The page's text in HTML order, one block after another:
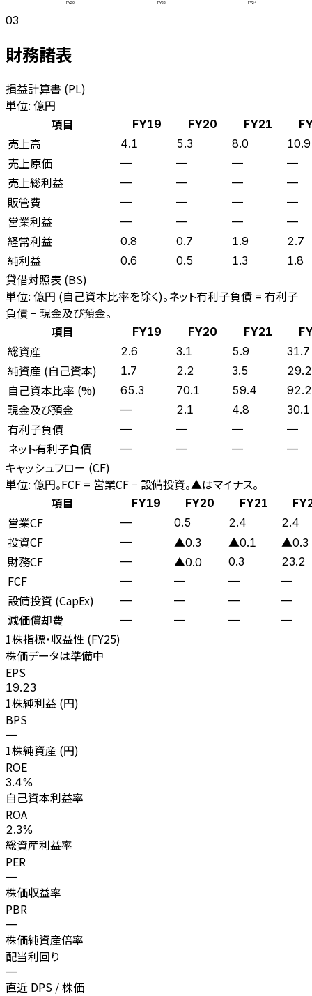
FY20 FY22 FY24
03
財務諸表
損益計算書 (PL)
単位: 億円
項目
FY19 FY20 FY21
売上高 4.1 5.3 8.0 10.9
売上原価 — — — —
売上総利益 — — — —
販管費 — — — —
営業利益 — — — —
経常利益 0.8 0.7 1.9 2.7
純利益 0.6 0.5 1.3 1.8
貸借対照表 (BS)
単位: 億円 (自己資本比率を除く)。ネット有利子負債 = 有利子
負債 − 現金及び預金。
項目
FY19 FY20 FY21
総資産 2.6 3.1 5.9 31.7
純資産 (自己資本) 1.7 2.2 3.5 29.2
自己資本比率 (%) 65.3 70.1 59.4 92.2
現金及び預金 — 2.1 4.8 30.1
有利子負債 — — — —
ネット有利子負債 — — — —
キャッシュフロー (CF)
単位: 億円。FCF = 営業CF − 設備投資。▲はマイナス。
項目
FY19 FY20 FY21
営業CF — 0.5 2.4 2.4
投資CF — ▲0.3 ▲0.1 ▲0.3
財務CF — ▲0.0 0.3 23.2
FCF — — — —
設備投資 (CapEx) — — — —
減価償却費 — — — —
1株指標・収益性 (FY25)
株価データは準備中
EPS
19.23
1株純利益 (円)
BPS
—
1株純資産 (円)
ROE
3.4%
自己資本利益率
ROA
2.3%
総資産利益率
PER
—
株価収益率
PBR
—
株価純資産倍率
配当利回り
—
直近 DPS / 株価